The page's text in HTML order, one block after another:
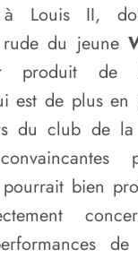
à Louis II,
du jeune
de
est de plus
du club de la
bien
de